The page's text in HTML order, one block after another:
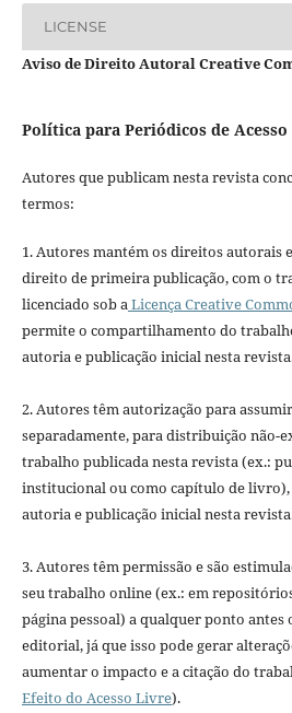
LICENSE
Aviso de Direito Autoral Creative
Política para Periódicos de
Autores que publicam nesta revista
termos:
1. Autores mantém os direitos autorais
direito de primeira publicação, com o
licenciado sob a Licença Creative
permite o compartilhamento do
autoria e publicação inicial nesta
2. Autores têm autorização para
separadamente, para distribuição não-
trabalho publicada nesta revista (ex.:
institucional ou como capítulo de
autoria e publicação inicial nesta
3. Autores têm permissão e são
seu trabalho online (ex.: em
página pessoal) a qualquer ponto antes
editorial, já que isso pode gerar
aumentar o impacto e a citação do
Efeito do Acesso Livre).